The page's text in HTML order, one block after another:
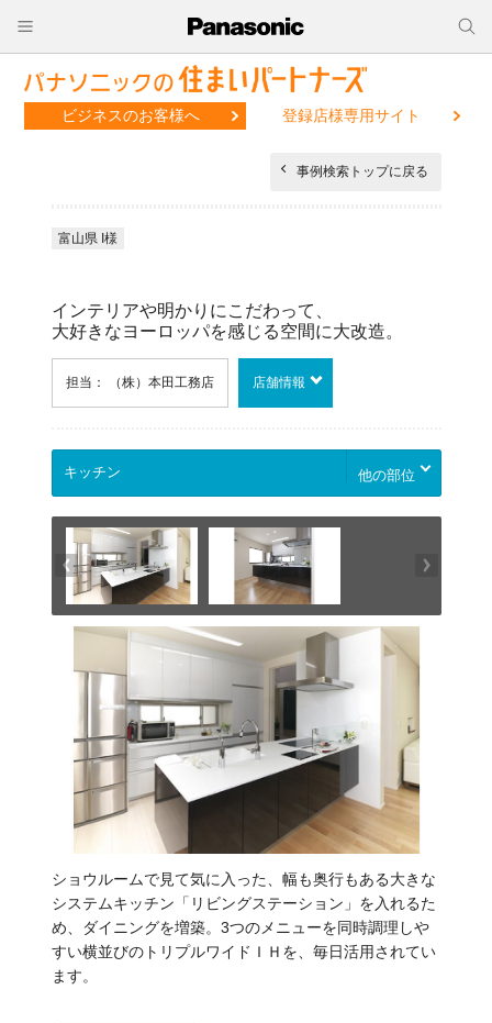
ビジネスのお客様へ 登録店様専用サイト
事例検索トップに戻る
富山県 I様
インテリアや明かりにこだわって、
大好きなヨーロッパを感じる空間に大改造。
担当： （株）本田工務店 店舗情報
他の部位
ショウルームで見て気に入った、幅も奥行もある大きな
システムキッチン「リビングステーション」を入れるた
め、ダイニングを増築。3つのメニューを同時調理しや
すい横並びのトリプルワイドＩＨを、毎日活用されてい
ます。